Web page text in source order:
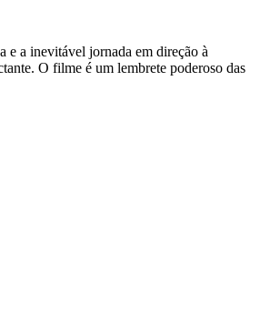
e a inevitável jornada em direção à
O filme é um lembrete poderoso das